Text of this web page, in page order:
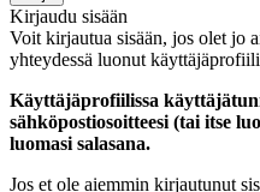
Kirjaudu sisään
Voit kirjautua sisään, jos olet jo
yhteydessä luonut
Käyttäjäprofiilissa
sähköpostiosoitteesi (tai itse
luomasi salasana.
Jos et ole aiemmin kirjautunut